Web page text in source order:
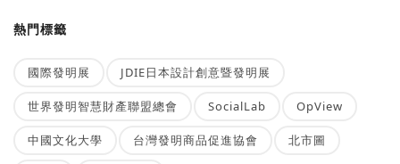
熱門標籤
國際發明展 JDIE日本設計創意暨發明展
世界發明智慧財產聯盟總會 SocialLab OpView
中國文化大學 台灣發明商品促進協會 北市圖